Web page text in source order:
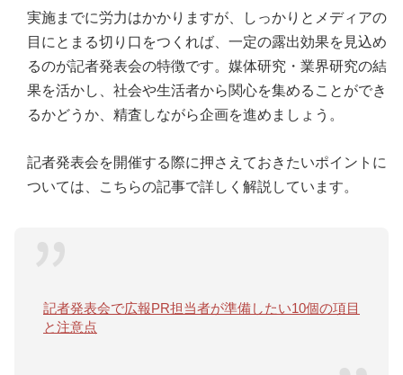
実施までに労力はかかりますが、しっかりとメディアの
目にとまる切り口をつくれば、一定の露出効果を見込め
るのが記者発表会の特徴です。媒体研究・業界研究の結
果を活かし、社会や生活者から関心を集めることができ
るかどうか、精査しながら企画を進めましょう。
記者発表会を開催する際に押さえておきたいポイントに
ついては、こちらの記事で詳しく解説しています。
記者発表会で広報PR担当者が準備したい10個の項目
と注意点